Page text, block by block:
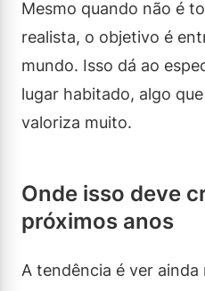
Mesmo quando não é
realista, o objetivo é
mundo. Isso dá ao
lugar habitado, algo
valoriza muito.
Onde isso deve
próximos anos
A tendência é ver